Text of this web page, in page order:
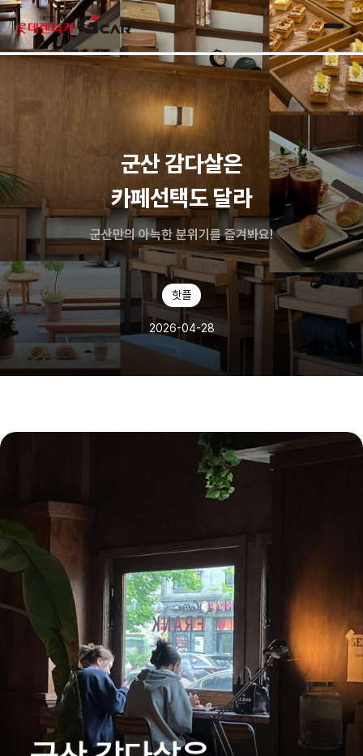
skip navigation
전체
군산 감다살은
카페선택도 달라
군산만의 아늑한 분위기를 즐겨봐요!
핫플
2026-04-28